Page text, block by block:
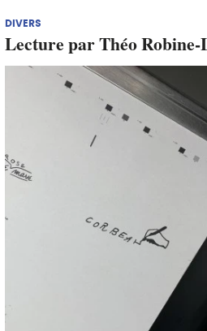
DIVERS
Lecture par Théo Robine-